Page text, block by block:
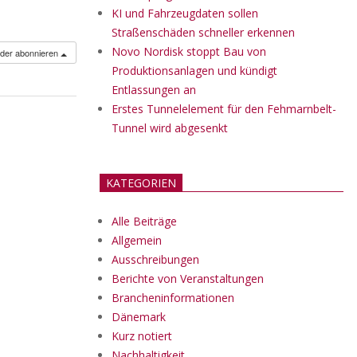
abonnieren
KI und Fahrzeugdaten sollen
Straßenschäden schneller erkennen
Novo Nordisk stoppt Bau von
Produktionsanlagen und kündigt
Entlassungen an
Erstes Tunnelelement für den Fehmarnbelt-
Tunnel wird abgesenkt
KATEGORIEN
Alle Beiträge
Allgemein
Ausschreibungen
Berichte von Veranstaltungen
Brancheninformationen
Dänemark
Kurz notiert